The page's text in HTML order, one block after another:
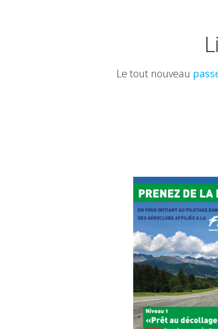
Le tout nouveau